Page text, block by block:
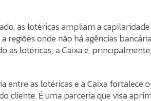
as lotéricas ampliam a
regiões onde não há agências
as lotéricas, a Caixa e,
entre as lotéricas e a Caixa
cliente. É uma parceria que visa